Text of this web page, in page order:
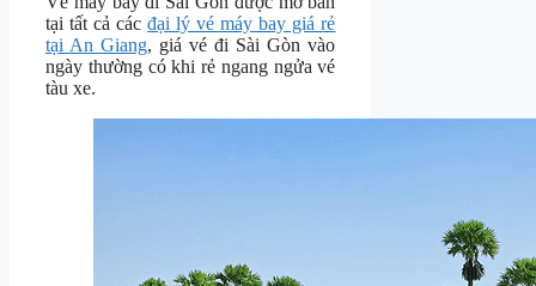
tại tất cả cácđại lý vé máy bay giá rẻ
tại An Giang, giá vé đi Sài Gòn vào
ngày thường có khi rẻ ngang ngửa vé
tàu xe.